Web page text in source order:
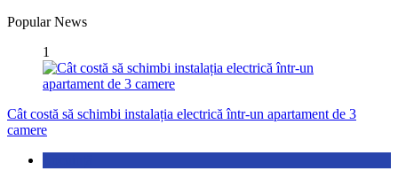
Popular News
1
Cât costă să schimbi instalația electrică într-un apartament de 3
camere